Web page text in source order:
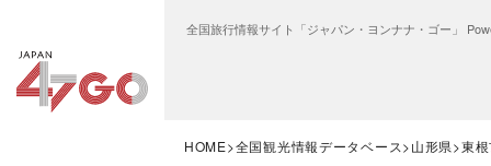
全国旅行情報サイト「ジャパン・ヨンナナ・ゴー」
HOME 全国観光情報データベース 山形県 東